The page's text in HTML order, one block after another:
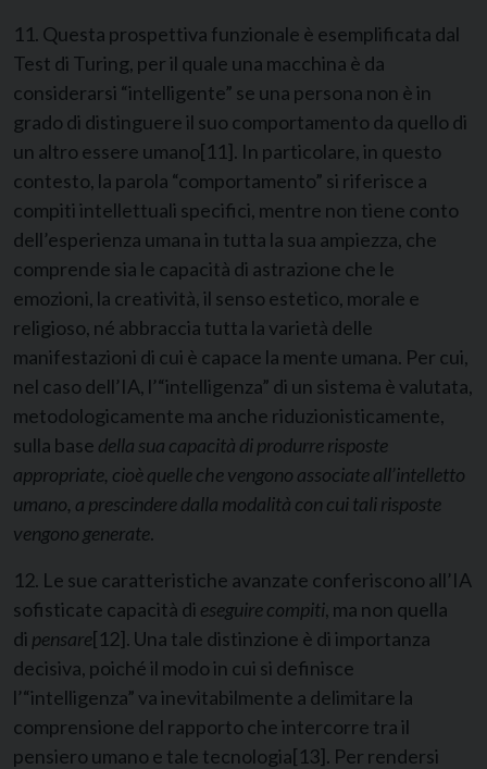
11. Questa prospettiva funzionale è esemplificata dal
Test di Turing, per il quale una macchina è da
considerarsi “intelligente” se una persona non è in
grado di distinguere il suo comportamento da quello di
un altro essere umano[11]. In particolare, in questo
contesto, la parola “comportamento” si riferisce a
compiti intellettuali specifici, mentre non tiene conto
dell’esperienza umana in tutta la sua ampiezza, che
comprende sia le capacità di astrazione che le
emozioni, la creatività, il senso estetico, morale e
religioso, né abbraccia tutta la varietà delle
manifestazioni di cui è capace la mente umana. Per cui,
nel caso dell’IA, l’“intelligenza” di un sistema è valutata,
metodologicamente ma anche riduzionisticamente,
sulla base della sua capacità di produrre risposte
appropriate, cioè quelle che vengono associate all’intelletto
umano, a prescindere dalla modalità con cui tali risposte
vengono generate.
12. Le sue caratteristiche avanzate conferiscono all’IA
sofisticate capacità di eseguire compiti, ma non quella
di pensare[12]. Una tale distinzione è di importanza
decisiva, poiché il modo in cui si definisce
l’“intelligenza” va inevitabilmente a delimitare la
comprensione del rapporto che intercorre tra il
pensiero umano e tale tecnologia[13]. Per rendersi